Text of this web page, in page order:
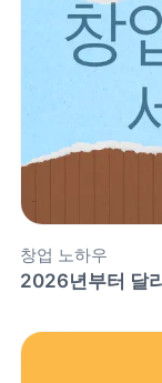
창업 노하우
2026년부터 달